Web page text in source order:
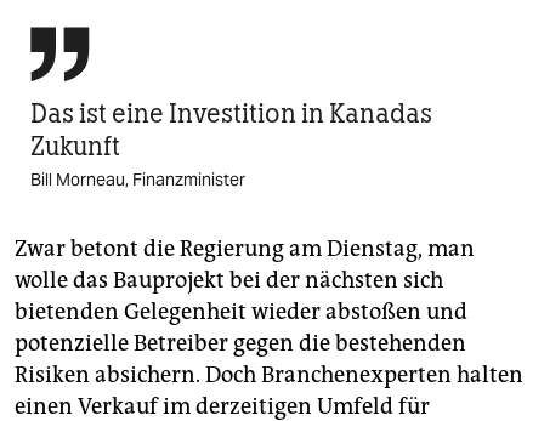

Das ist eine Investition in Kanadas
Zukunft
Bill Morneau, Finanzminister
Zwar betont die Regierung am Dienstag, man
wolle das Bauprojekt bei der nächsten sich
bietenden Gelegenheit wieder abstoßen und
potenzielle Betreiber gegen die bestehenden
Risiken absichern. Doch Branchenexperten halten
einen Verkauf im derzeitigen Umfeld für